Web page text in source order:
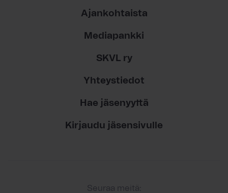
Ajankohtaista
Mediapankki
SKVL ry
Yhteystiedot
Hae jäsenyyttä
Kirjaudu jäsensivulle
Seuraa meitä: